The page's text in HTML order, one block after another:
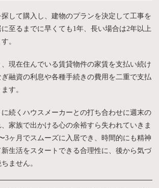
して購入し、建物のプランを決定して工事を
至るまでに早くても1年、長い場合は2年以上
。
現在住んでいる賃貸物件の家賃を支払い続け
融資の利息や各種手続きの費用を二重で支払
す。
続くハウスメーカーとの打ち合わせに週末の
家族で出かける心の余裕すら失われていきま
3ヶ月でスムーズに入居でき、時間的にも精神
生活をスタートできる合理性に、後から気づ
ません。